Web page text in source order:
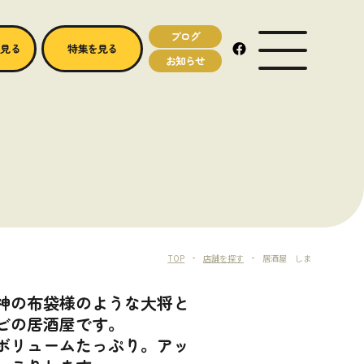
る 特集を見る
ブログ
お知らせ
MENU OPEN
TOP 店舗を探す 居酒屋 しま
の布袋様のような大将と
居酒屋です。
リュームたっぷり。アッ